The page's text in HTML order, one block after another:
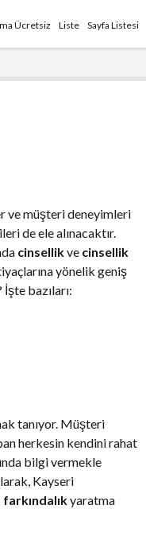
Ücretsiz Liste Sayfa Listesi
ve müşteri deneyimleri
de ele alınacaktır.
cinsellikve cinsellik
yönelik geniş
bazıları:
tanıyor. Müşteri
herkesin kendini rahat
bilgi vermekle
Kayseri
yaratma